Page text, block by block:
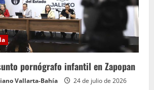
pornógrafo infantil en Zapopan
Vallarta-Bahía 24 de julio de 2026